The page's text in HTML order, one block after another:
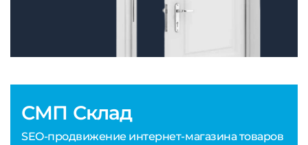
СМП Склад
SEO-продвижение интернет-магазина товаров